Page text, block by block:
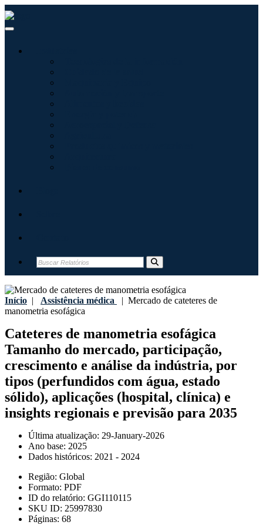
Início | Assistência médica | Mercado de cateteres de
manometria esofágica
Cateteres de manometria esofágica
Tamanho do mercado, participação,
crescimento e análise da indústria, por
tipos (perfundidos com água, estado
sólido), aplicações (hospital, clínica) e
insights regionais e previsão para 2035
Última atualização: 29-January-2026
Ano base: 2025
Dados históricos: 2021 - 2024
Região: Global
Formato: PDF
ID do relatório: GGI110115
SKU ID: 25997830
Páginas: 68